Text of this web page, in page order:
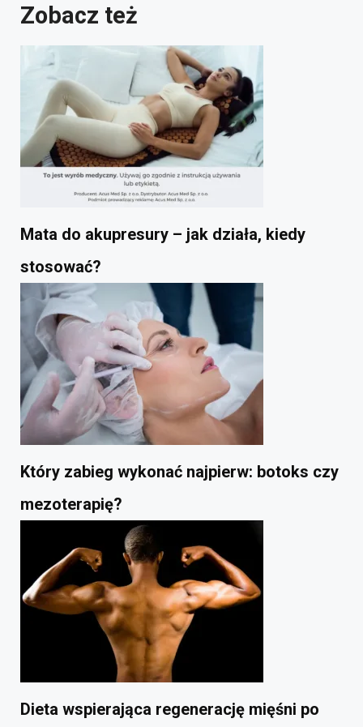
Zobacz też
Mata do akupresury – jak działa, kiedy
stosować?
Który zabieg wykonać najpierw: botoks czy
mezoterapię?
Dieta wspierająca regenerację mięśni po